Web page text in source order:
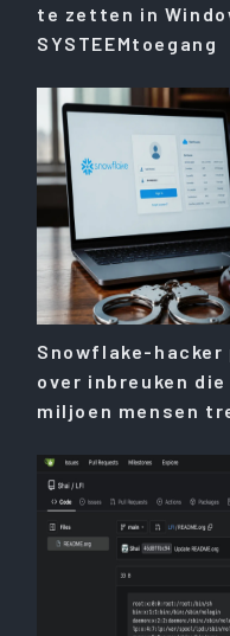
te zetten in
SYSTEEMtoegang
Snowflake-
over inbreuken
miljoen mensen